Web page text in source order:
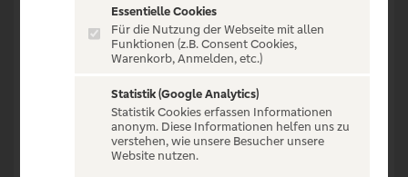
VERANSTALTUNG NICHT
GEFUNDEN
Essentielle Cookies
Für die Nutzung der Webseite mit allen
Funktionen (z.B. Consent Cookies,
Warenkorb, Anmelden, etc.)
Statistik (Google Analytics)
Statistik Cookies erfassen Informationen
anonym. Diese Informationen helfen uns zu
verstehen, wie unsere Besucher unsere
Website nutzen.